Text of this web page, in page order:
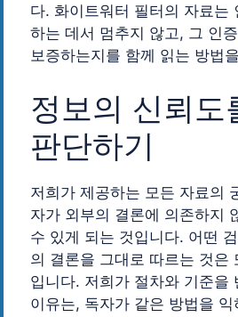
다. 화이트워터 필터의 자료는
하는 데서 멈추지 않고, 그 인
보증하는지를 함께 읽는 방법
정보의 신뢰도
판단하기
저희가 제공하는 모든 자료의
자가 외부의 결론에 의존하지
수 있게 되는 것입니다. 어떤
의 결론을 그대로 따르는 것은
입니다. 저희가 절차와 기준을
이유는, 독자가 같은 방법을